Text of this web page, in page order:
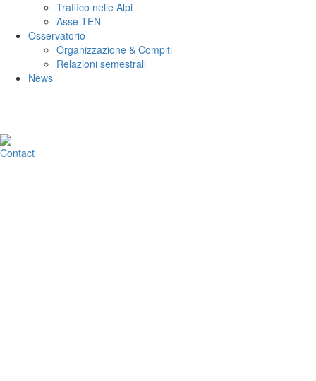
Traffico nelle Alpi
Asse TEN
Osservatorio
Organizzazione & Compiti
Relazioni semestrali
News
Contact